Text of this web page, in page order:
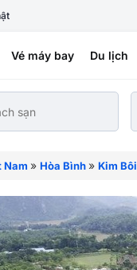
Vé máy bay Du lịch
Nam » Hòa Bình » Kim Bôi